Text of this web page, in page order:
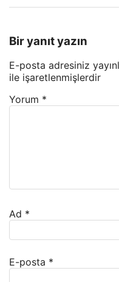
Bir yanıt yazın
E-posta adresiniz
ile işaretlenmişlerdir
Yorum *
Ad *
E-posta *